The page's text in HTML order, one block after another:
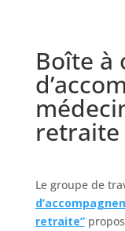
Boîte à
retraite
Le groupe de
retraite”